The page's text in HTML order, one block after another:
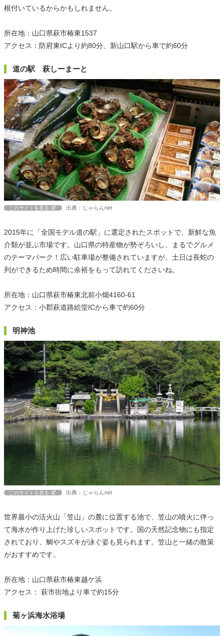
根付いているからかもしれません。
所在地：山口県萩市椿東1537
アクセス：防府東ICより約80分、新山口駅から車で約60分
道の駅 萩しーまーと
このサイトを見る 出典：じゃらんnet
2015年に「全国モデル道の駅」に選定されたスポットで、新鮮な魚
介類が並ぶ市場です。山口県の特産物が勢ぞろいし、まるでグルメ
のテーマパーク！広い駐車場が整備されていますが、土日は長蛇の
列ができるため時間に余裕をもって訪れてくださいね。
所在地：山口県萩市椿東北前小畑4160-61
アクセス：小郡萩道路絵堂ICから車で約60分
明神池
このサイトを見る 出典：じゃらんnet
世界最小の活火山「笠山」の麓に位置する池で、笠山の噴火に伴っ
て海水が作り上げた珍しいスポットです。国の天然記念物にも指定
されており、鯛やスズキが泳ぐ姿も見られます。笠山と一緒の散策
がおすすめです。
所在地：山口県萩市椿東越ケ浜
アクセス： 萩市街地より車で約15分
菊ヶ浜海水浴場